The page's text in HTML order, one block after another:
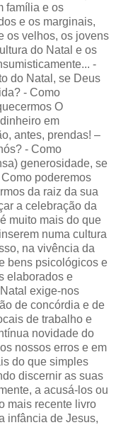
família e os
e os marginais,
os velhos, os jovens
do Natal e os
-
do Natal, se Deus
- Como
O
em
antes, prendas! –
- Como
generosidade, se
poderemos
da raiz da sua
a celebração da
muito mais do que
numa cultura
na vivência da
bens psicológicos e
elaborados e
exige-nos
de concórdia e de
de trabalho e
novidade do
nossos erros e em
do que simples
discernir as suas
a acusá-los ou
mais recente livro
infância de Jesus,